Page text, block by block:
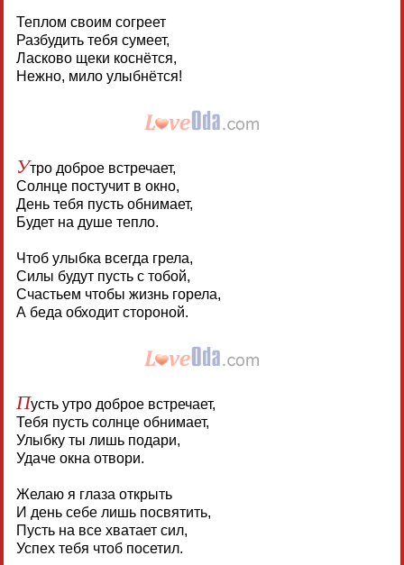
Теплом своим согреет
Разбудить тебя сумеет,
Ласково щеки коснётся,
Нежно, мило улыбнётся!
Утро доброе встречает,
Солнце постучит в окно,
День тебя пусть обнимает,
Будет на душе тепло.
Чтоб улыбка всегда грела,
Силы будут пусть с тобой,
Счастьем чтобы жизнь горела,
А беда обходит стороной.
Пусть утро доброе встречает,
Тебя пусть солнце обнимает,
Улыбку ты лишь подари,
Удаче окна отвори.
Желаю я глаза открыть
И день себе лишь посвятить,
Пусть на все хватает сил,
Успех тебя чтоб посетил.